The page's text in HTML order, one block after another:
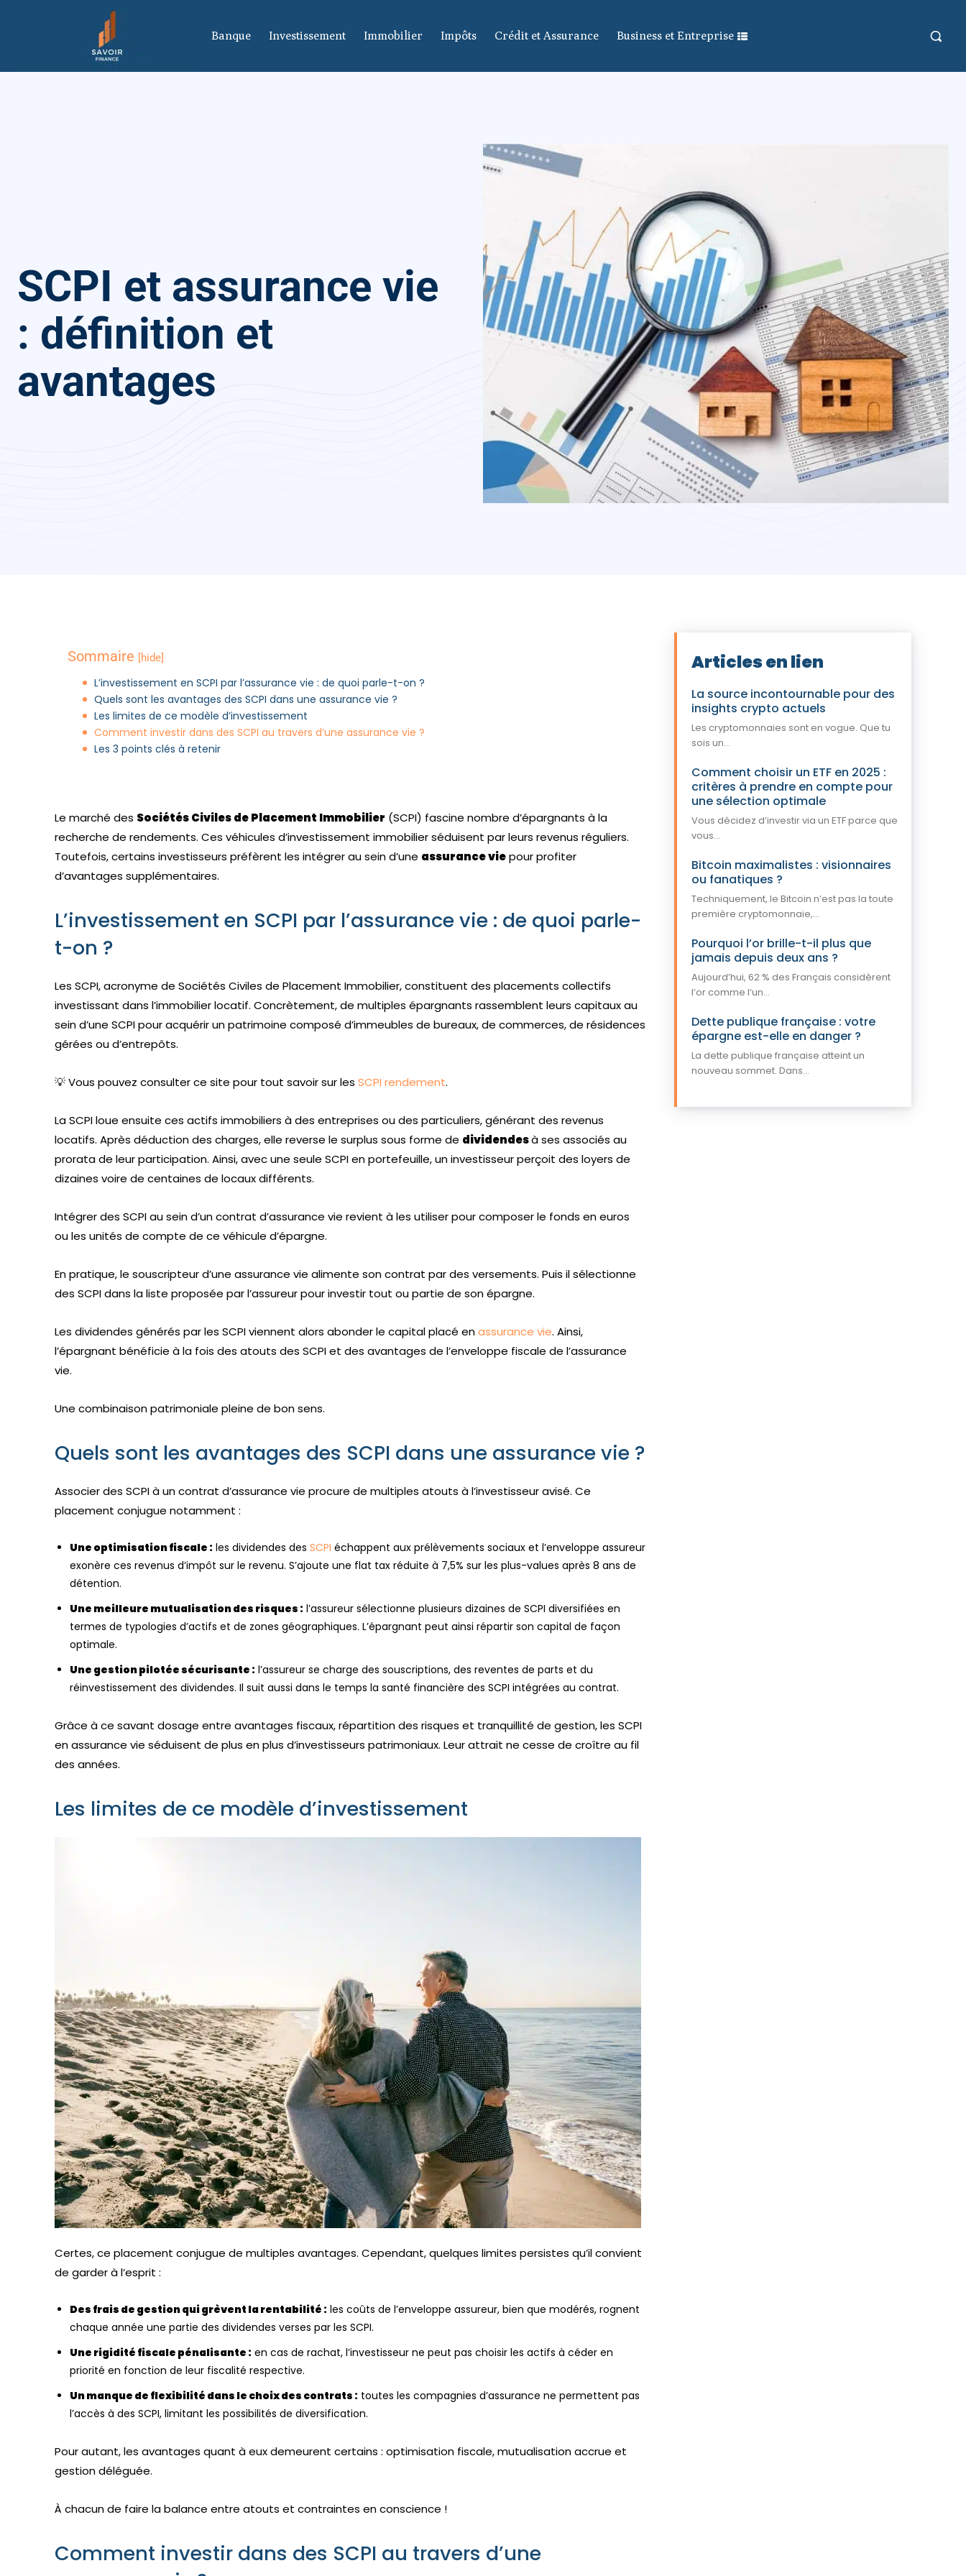
Banque Investissement Immobilier Impôts Crédit et Assurance Business et Entreprise
SCPI et assurance vie
: définition et
avantages
Sommaire [hide]
L’investissement en SCPI par l’assurance vie : de quoi parle-t-on ?
Quels sont les avantages des SCPI dans une assurance vie ?
Les limites de ce modèle d’investissement
Comment investir dans des SCPI au travers d’une assurance vie ?
Les 3 points clés à retenir
Le marché des Sociétés Civiles de Placement Immobilier (SCPI) fascine nombre d’épargnants à la
recherche de rendements. Ces véhicules d’investissement immobilier séduisent par leurs revenus réguliers.
Toutefois, certains investisseurs préfèrent les intégrer au sein d’une assurance viepour profiter
d’avantages supplémentaires.
L’investissement en SCPI par l’assurance vie : de quoi parle-
t-on ?
Les SCPI, acronyme de Sociétés Civiles de Placement Immobilier, constituent des placements collectifs
investissant dans l’immobilier locatif. Concrètement, de multiples épargnants rassemblent leurs capitaux au
sein d’une SCPI pour acquérir un patrimoine composé d’immeubles de bureaux, de commerces, de résidences
gérées ou d’entrepôts.
💡 Vous pouvez consulter ce site pour tout savoir sur les SCPI rendement.
La SCPI loue ensuite ces actifs immobiliers à des entreprises ou des particuliers, générant des revenus
locatifs. Après déduction des charges, elle reverse le surplus sous forme de dividendesà ses associés au
prorata de leur participation. Ainsi, avec une seule SCPI en portefeuille, un investisseur perçoit des loyers de
dizaines voire de centaines de locaux différents.
Intégrer des SCPI au sein d’un contrat d’assurance vie revient à les utiliser pour composer le fonds en euros
ou les unités de compte de ce véhicule d’épargne.
En pratique, le souscripteur d’une assurance vie alimente son contrat par des versements. Puis il sélectionne
des SCPI dans la liste proposée par l’assureur pour investir tout ou partie de son épargne.
Les dividendes générés par les SCPI viennent alors abonder le capital placé enassurance vie. Ainsi,
l’épargnant bénéficie à la fois des atouts des SCPI et des avantages de l’enveloppe fiscale de l’assurance
vie.
Une combinaison patrimoniale pleine de bon sens.
Quels sont les avantages des SCPI dans une assurance vie ?
Associer des SCPI à un contrat d’assurance vie procure de multiples atouts à l’investisseur avisé. Ce
placement conjugue notamment :
Une optimisation fiscale : les dividendes des SCPI échappent aux prélèvements sociaux et l’enveloppe assureur
exonère ces revenus d’impôt sur le revenu. S’ajoute une flat tax réduite à 7,5% sur les plus-values après 8 ans de
détention.
Une meilleure mutualisation des risques : l’assureur sélectionne plusieurs dizaines de SCPI diversifiées en
termes de typologies d’actifs et de zones géographiques. L’épargnant peut ainsi répartir son capital de façon
optimale.
Une gestion pilotée sécurisante : l’assureur se charge des souscriptions, des reventes de parts et du
réinvestissement des dividendes. Il suit aussi dans le temps la santé financière des SCPI intégrées au contrat.
Grâce à ce savant dosage entre avantages fiscaux, répartition des risques et tranquillité de gestion, les SCPI
en assurance vie séduisent de plus en plus d’investisseurs patrimoniaux. Leur attrait ne cesse de croître au fil
des années.
Les limites de ce modèle d’investissement
Certes, ce placement conjugue de multiples avantages. Cependant, quelques limites persistes qu’il convient
de garder à l’esprit :
Des frais de gestion qui grèvent la rentabilité : les coûts de l’enveloppe assureur, bien que modérés, rognent
chaque année une partie des dividendes verses par les SCPI.
Une rigidité fiscale pénalisante : en cas de rachat, l’investisseur ne peut pas choisir les actifs à céder en
priorité en fonction de leur fiscalité respective.
Un manque de flexibilité dans le choix des contrats : toutes les compagnies d’assurance ne permettent pas
l’accès à des SCPI, limitant les possibilités de diversification.
Pour autant, les avantages quant à eux demeurent certains : optimisation fiscale, mutualisation accrue et
gestion déléguée.
À chacun de faire la balance entre atouts et contraintes en conscience !
Comment investir dans des SCPI au travers d’une
Articles en lien
La source incontournable pour des
insights crypto actuels
Les cryptomonnaies sont en vogue. Que tu
sois un...
Comment choisir un ETF en 2025 :
critères à prendre en compte pour
une sélection optimale
Vous décidez d’investir via un ETF parce que
vous...
Bitcoin maximalistes : visionnaires
ou fanatiques ?
Techniquement, le Bitcoin n’est pas la toute
première cryptomonnaie,...
Pourquoi l’or brille-t-il plus que
jamais depuis deux ans ?
Aujourd’hui, 62 % des Français considèrent
l’or comme l’un...
Dette publique française : votre
épargne est-elle en danger ?
La dette publique française atteint un
nouveau sommet. Dans...